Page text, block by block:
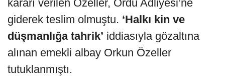
kararı verilen Özeller, Ordu Adliyesi’ne
giderek teslim olmuştu. ‘Halkı kin ve
düşmanlığa tahrik’ iddiasıyla gözaltına
alınan emekli albay Orkun Özeller
tutuklanmıştı.